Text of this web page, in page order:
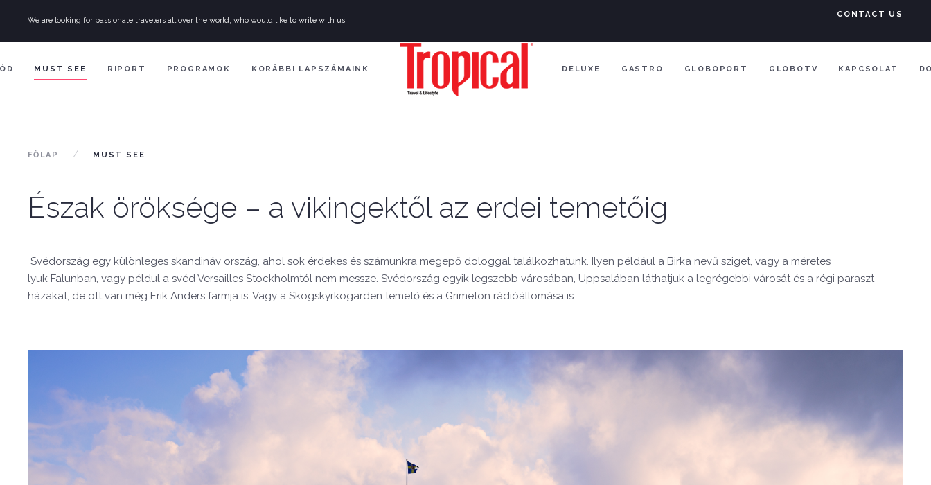
We are looking for passionate travelers all over the world, who would like to write with us!
CONTACT US
MUST SEE RIPORT PROGRAMOK KORÁBBI LAPSZÁMAINK DELUXE GASTRO GLOBOPORT GLOBOTV KAPCSOLAT
FŐLAP MUST SEE
Észak öröksége – a vikingektől az erdei temetőig
Svédország egy különleges skandináv ország, ahol sok érdekes és számunkra megepő dologgal találkozhatunk. Ilyen például a Birka nevű sziget, vagy a méretes
lyuk Falunban, vagy példul a svéd Versailles Stockholmtól nem messze. Svédország egyik legszebb városában, Uppsalában láthatjuk a legrégebbi városát és a régi paraszt
házakat, de ott van még Erik Anders farmja is. Vagy a Skogskyrkogarden temető és a Grimeton rádióállomása is.